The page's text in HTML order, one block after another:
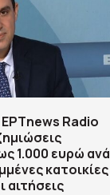
Radio
1.000 ευρώ ανά
κατοικίες
αιτήσεις